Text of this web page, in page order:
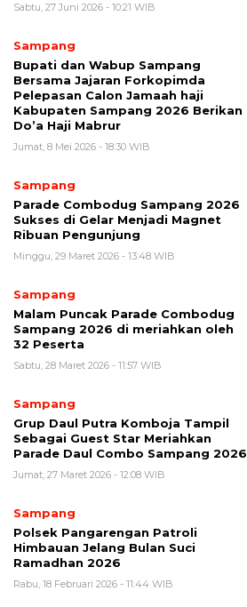
Sabtu, 27 Juni 2026 - 10:21 WIB
Sampang
Bupati dan Wabup Sampang
Bersama Jajaran Forkopimda
Pelepasan Calon Jamaah haji
Kabupaten Sampang 2026 Berikan
Do’a Haji Mabrur
Jumat, 8 Mei 2026 - 18:30 WIB
Sampang
Parade Combodug Sampang 2026
Sukses di Gelar Menjadi Magnet
Ribuan Pengunjung
Minggu, 29 Maret 2026 - 13:48 WIB
Sampang
Malam Puncak Parade Combodug
Sampang 2026 di meriahkan oleh
32 Peserta
Sabtu, 28 Maret 2026 - 11:57 WIB
Sampang
Grup Daul Putra Komboja Tampil
Sebagai Guest Star Meriahkan
Parade Daul Combo Sampang 2026
Jumat, 27 Maret 2026 - 12:08 WIB
Sampang
Polsek Pangarengan Patroli
Himbauan Jelang Bulan Suci
Ramadhan 2026
Rabu, 18 Februari 2026 - 11:44 WIB